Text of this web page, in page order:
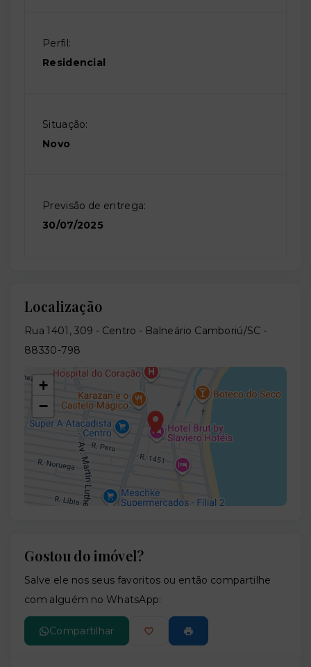
Perfil:
Residencial
Situação:
Novo
Previsão de entrega:
30/07/2025
Localização
Rua 1401, 309 - Centro - Balneário Camboriú/SC -
88330-798
+
−
Gostou do imóvel?
Salve ele nos seus favoritos ou então compartilhe
com alguém no WhatsApp:
Compartilhar